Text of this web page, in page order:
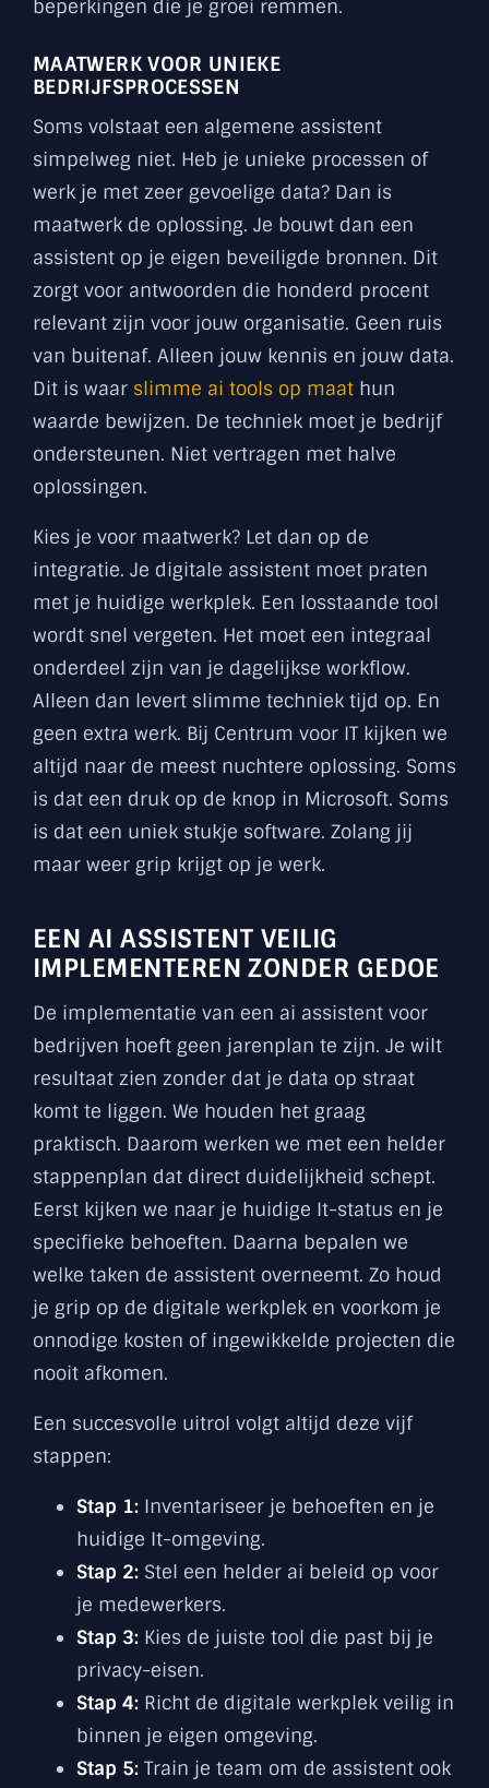
beperkingen die je groei remmen.
MAATWERK VOOR UNIEKE
BEDRIJFSPROCESSEN
Soms volstaat een algemene assistent
simpelweg niet. Heb je unieke processen of
werk je met zeer gevoelige data? Dan is
maatwerk de oplossing. Je bouwt dan een
assistent op je eigen beveiligde bronnen. Dit
zorgt voor antwoorden die honderd procent
relevant zijn voor jouw organisatie. Geen ruis
van buitenaf. Alleen jouw kennis en jouw data.
Dit is waar slimme ai tools op maat hun
waarde bewijzen. De techniek moet je bedrijf
ondersteunen. Niet vertragen met halve
oplossingen.
Kies je voor maatwerk? Let dan op de
integratie. Je digitale assistent moet praten
met je huidige werkplek. Een losstaande tool
wordt snel vergeten. Het moet een integraal
onderdeel zijn van je dagelijkse workflow.
Alleen dan levert slimme techniek tijd op. En
geen extra werk. Bij Centrum voor IT kijken we
altijd naar de meest nuchtere oplossing. Soms
is dat een druk op de knop in Microsoft. Soms
is dat een uniek stukje software. Zolang jij
maar weer grip krijgt op je werk.
EEN AI ASSISTENT VEILIG
IMPLEMENTEREN ZONDER GEDOE
De implementatie van een ai assistent voor
bedrijven hoeft geen jarenplan te zijn. Je wilt
resultaat zien zonder dat je data op straat
komt te liggen. We houden het graag
praktisch. Daarom werken we met een helder
stappenplan dat direct duidelijkheid schept.
Eerst kijken we naar je huidige It-status en je
specifieke behoeften. Daarna bepalen we
welke taken de assistent overneemt. Zo houd
je grip op de digitale werkplek en voorkom je
onnodige kosten of ingewikkelde projecten die
nooit afkomen.
Een succesvolle uitrol volgt altijd deze vijf
stappen:
Stap 1: Inventariseer je behoeften en je
huidige It-omgeving.
Stap 2: Stel een helder ai beleid op voor
je medewerkers.
Stap 3: Kies de juiste tool die past bij je
privacy-eisen.
Stap 4: Richt de digitale werkplek veilig in
binnen je eigen omgeving.
Stap 5: Train je team om de assistent ook